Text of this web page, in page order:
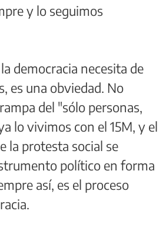
y lo seguimos
democracia necesita de
es una obviedad. No
del "sólo personas,
lo vivimos con el 15M, y el
la protesta social se
político en forma
así, es el proceso